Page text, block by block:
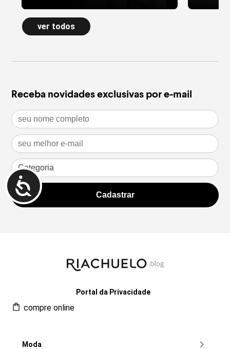
Alfaiataria leve, tule estampado, pied
de poule e acessórios com pedras
naturais dão forma à nova Special
Edition
ver todos
Receba novidades exclusivas por e-mail
Portal da Privacidade
compre online
Moda